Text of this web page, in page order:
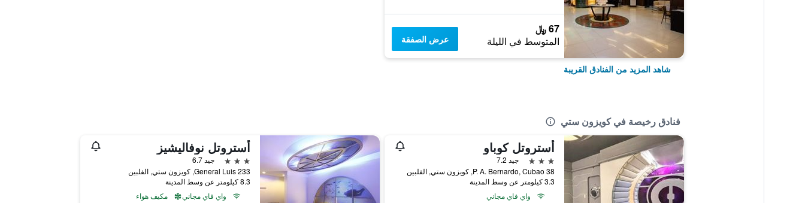
67 ﷼
المتوسط في الليلة عرض الصفقة
شاهد المزيد من الفنادق القريبة
فنادق رخيصة في كويزون ستي
أستروتل كوباو
3 نجوم
جيد 7.2
38 P. A. Bernardo, Cubao, كويزون ستي, الفلبين
3.3 كيلومتر عن وسط المدينة
واي فاي مجاني
أستروتل نوفاليشيز
3 نجوم
جيد 6.7
233 General Luis, كويزون ستي, الفلبين
8.3 كيلومتر عن وسط المدينة
واي فاي مجاني
مكيف هواء